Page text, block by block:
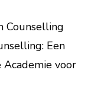
Counselling
Een
voor